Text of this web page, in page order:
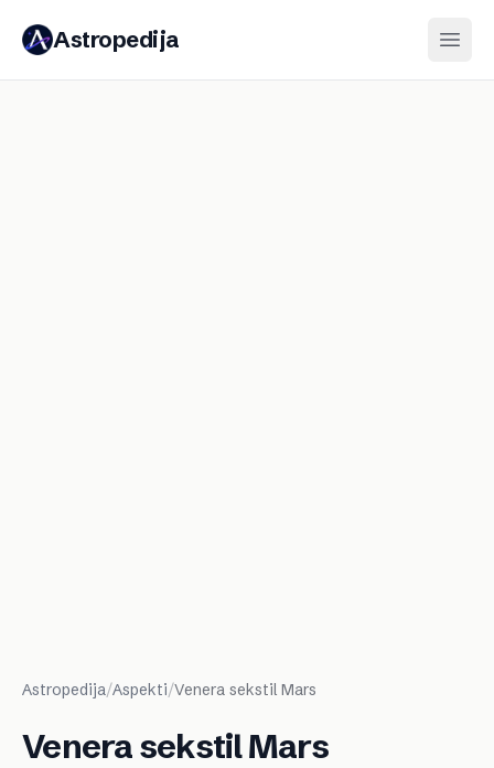
Astropedija
Astropedija/Aspekti/Venera sekstil Mars
Venera sekstil Mars